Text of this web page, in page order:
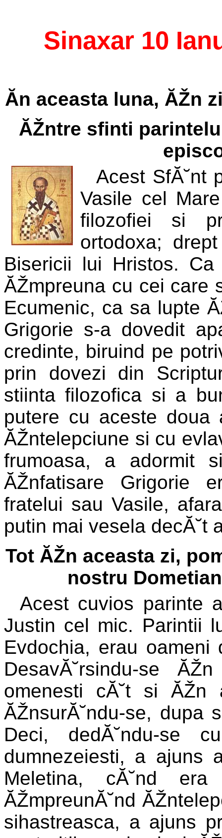
Sinaxar 10
Ăn aceasta luna, ĂŽn
ĂŽntre sfinti
Acest SfĂ˘nt
Vasile cel
filozofiei si
ortodoxa;
Bisericii lui Hristos. Ca
ĂŽmpreuna cu cei care
Ecumenic, ca sa lupte
Grigorie s-a dovedit
credinte, biruind pe
prin dovezi din
stiinta filozofica si a
putere cu aceste doua
ĂŽntelepciune si cu
frumoasa, a adormit
ĂŽnfatisare Grigorie
fratelui sau Vasile,
putin mai vesela decĂ˘t
Tot ĂŽn aceasta zi,
nostru
Acest cuvios parinte
Justin cel mic. Parintii
Evdochia, erau oameni
DesavĂ˘rsindu-se
omenesti cĂ˘t si
ĂŽnsurĂ˘ndu-se, dupa
Deci, dedĂ˘ndu-se
dumnezeiesti, a ajuns
Meletina, cĂ˘nd
ĂŽmpreunĂ˘nd
sihastreasca, a ajuns